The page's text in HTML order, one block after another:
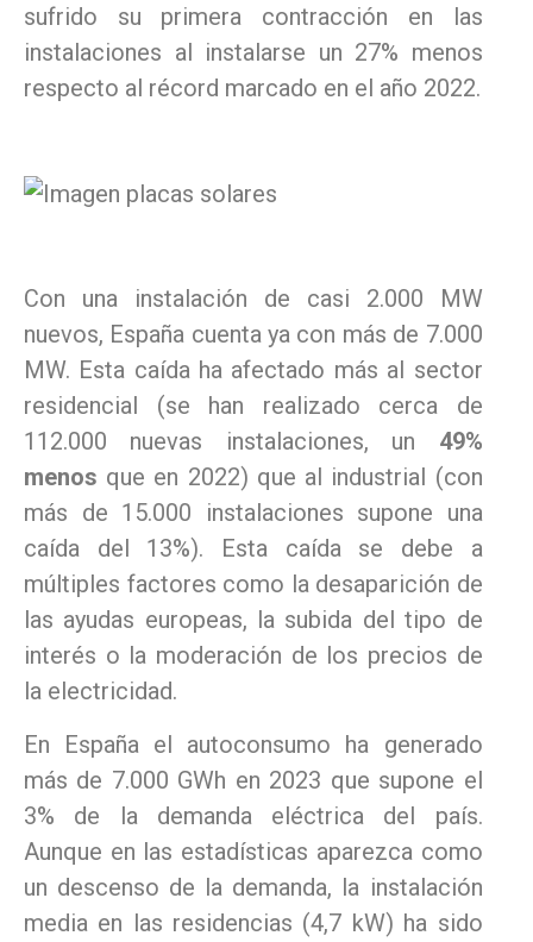
sufrido su primera contracción en las
instalaciones al instalarse un 27% menos
respecto al récord marcado en el año 2022.
Con una instalación de casi 2.000 MW
nuevos, España cuenta ya con más de 7.000
MW. Esta caída ha afectado más al sector
residencial (se han realizado cerca de
112.000 nuevas instalaciones, un 49%
menos que en 2022) que al industrial (con
más de 15.000 instalaciones supone una
caída del 13%). Esta caída se debe a
múltiples factores como la desaparición de
las ayudas europeas, la subida del tipo de
interés o la moderación de los precios de
la electricidad.
En España el autoconsumo ha generado
más de 7.000 GWh en 2023 que supone el
3% de la demanda eléctrica del país.
Aunque en las estadísticas aparezca como
un descenso de la demanda, la instalación
media en las residencias (4,7 kW) ha sido